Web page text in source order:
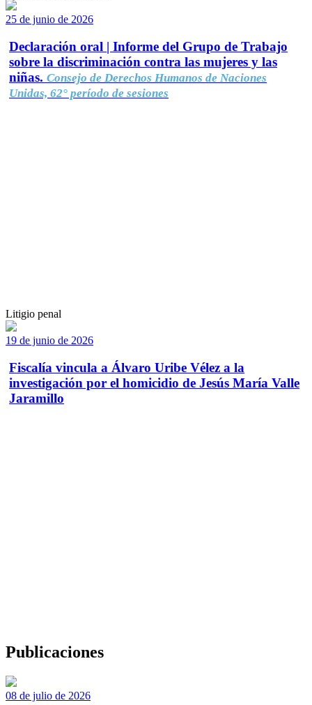
25 de junio de 2026
Declaración oral | Informe del Grupo de Trabajo
sobre la discriminación contra las mujeres y las
niñas. Consejo de Derechos Humanos de Naciones
Unidas, 62° período de sesiones
Litigio penal
19 de junio de 2026
Fiscalía vincula a Álvaro Uribe Vélez a la
investigación por el homicidio de Jesús María Valle
Jaramillo
Publicaciones
08 de julio de 2026